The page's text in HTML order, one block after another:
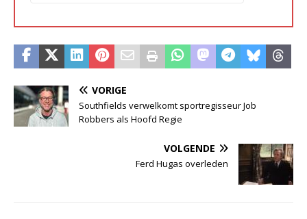
VORIGE
Southfields verwelkomt sportregisseur Job
Robbers als Hoofd Regie
VOLGENDE
Ferd Hugas overleden